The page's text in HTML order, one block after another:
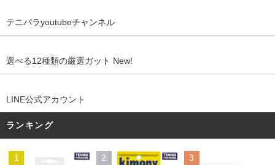
テニパラyoutubeチャンネル
選べる12種類の厳選ガット New!
LINE公式アカウント
ランキング
1 2 3